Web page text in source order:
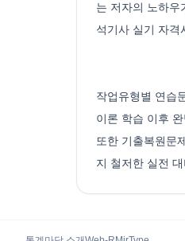
는 저자의 노하우
석기사 실기 자격
작업유형별 연습
이론 학습 이후
또한 기출복원문
지 철저한 실전